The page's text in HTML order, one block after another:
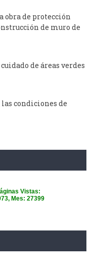
obra de protección
de muro de
de áreas verdes
condiciones de